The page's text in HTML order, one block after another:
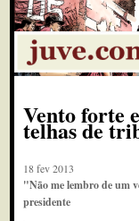
Vento forte
telhas de
18 fev 2013
"Não me lembro de um
presidente